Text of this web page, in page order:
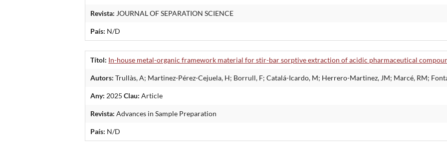
Revista: JOURNAL OF SEPARATION SCIENCE
País: N/D
Títol: In-house metal-organic framework material for stir-bar sorptive extraction of acidic pharmaceutical
Autors: Trullàs, A; Martinez-Pérez-Cejuela, H; Borrull, F; Catalá-Icardo, M; Herrero-Martinez, JM; Marcé, RM;
Any: 2025Clau: Article
Revista: Advances in Sample Preparation
País: N/D